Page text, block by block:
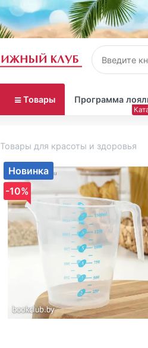
Товары Программа
Товары для красоты и здоровья
Новинка
-10%